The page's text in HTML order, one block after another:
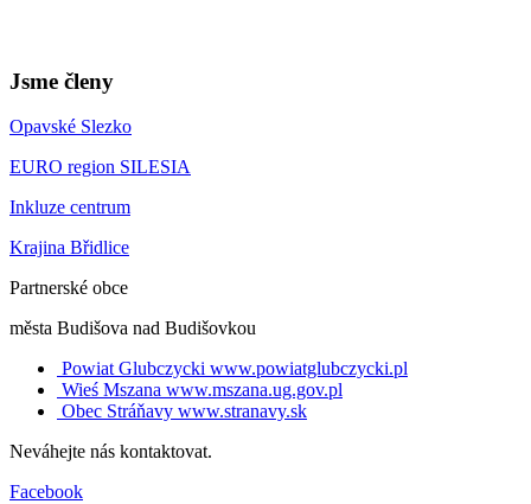
Jsme členy
Opavské Slezko
EURO region SILESIA
Inkluze centrum
Krajina Břidlice
Partnerské obce
města Budišova nad Budišovkou
Powiat Glubczycki www.powiatglubczycki.pl
Wieś Mszana www.mszana.ug.gov.pl
Obec Stráňavy www.stranavy.sk
Neváhejte nás kontaktovat.
Facebook